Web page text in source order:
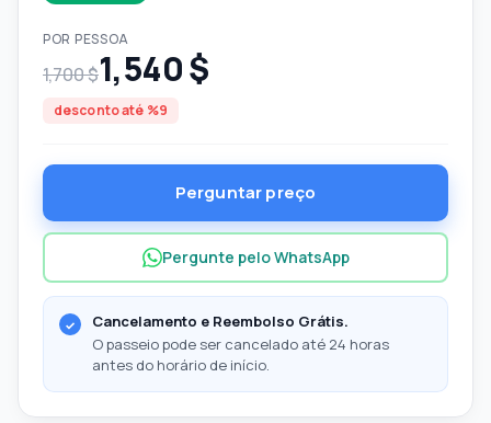
POR PESSOA
1,700 $1,540 $
desconto até %9
Perguntar preço
Pergunte pelo WhatsApp
Cancelamento e Reembolso Grátis.
O passeio pode ser cancelado até 24 horas
antes do horário de início.